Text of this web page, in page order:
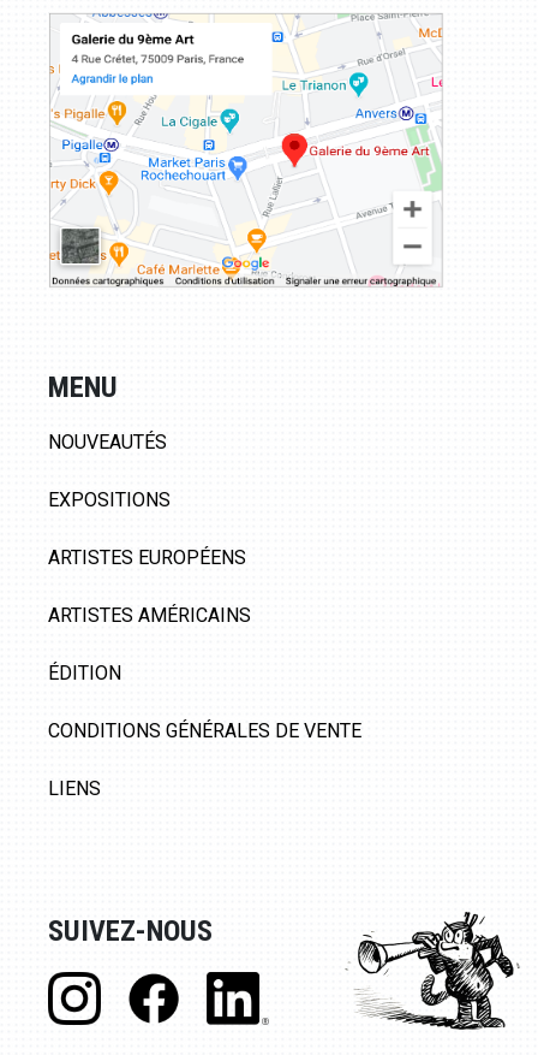
MENU
NOUVEAUTÉS
EXPOSITIONS
ARTISTES EUROPÉENS
ARTISTES AMÉRICAINS
ÉDITION
CONDITIONS GÉNÉRALES DE VENTE
LIENS
SUIVEZ-NOUS